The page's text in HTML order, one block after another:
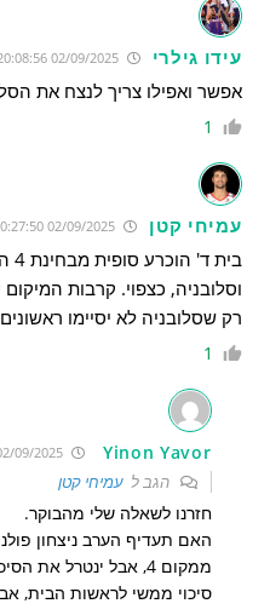
עידו גילרי 02/09/2025 20:08:56
אפשר ואפילו צריך לנצח את
1
עמיחי קטן
וסלובניה, כצפוי. קרבות המיקום
רק שסלובניה לא יסיימו ראשונים
1
Yinon Yavor
02/09/2025 20:53:03
הגב לעמיחי קטן
חזרנו לשאלה שלי מהבוקר.
האם תעדיף הערב ניצחון
סיכוי ממשי לראשות הבית,